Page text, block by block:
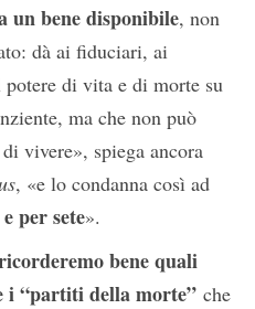
un bene disponibile, non
dà ai fiduciari, ai
di vita e di morte su
ma che non può
vivere», spiega ancora
, «e lo condanna così ad
per sete».
bene quali
i “partiti della morte” che